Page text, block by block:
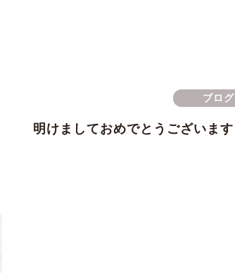
ブログ
明けましておめでとうございます